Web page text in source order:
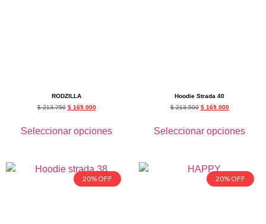
RODZILLA
$213.750 $169.000
Seleccionar opciones
Hoodie Strada 40
$213.500 $169.000
Seleccionar opciones
20% OFF 20% OFF